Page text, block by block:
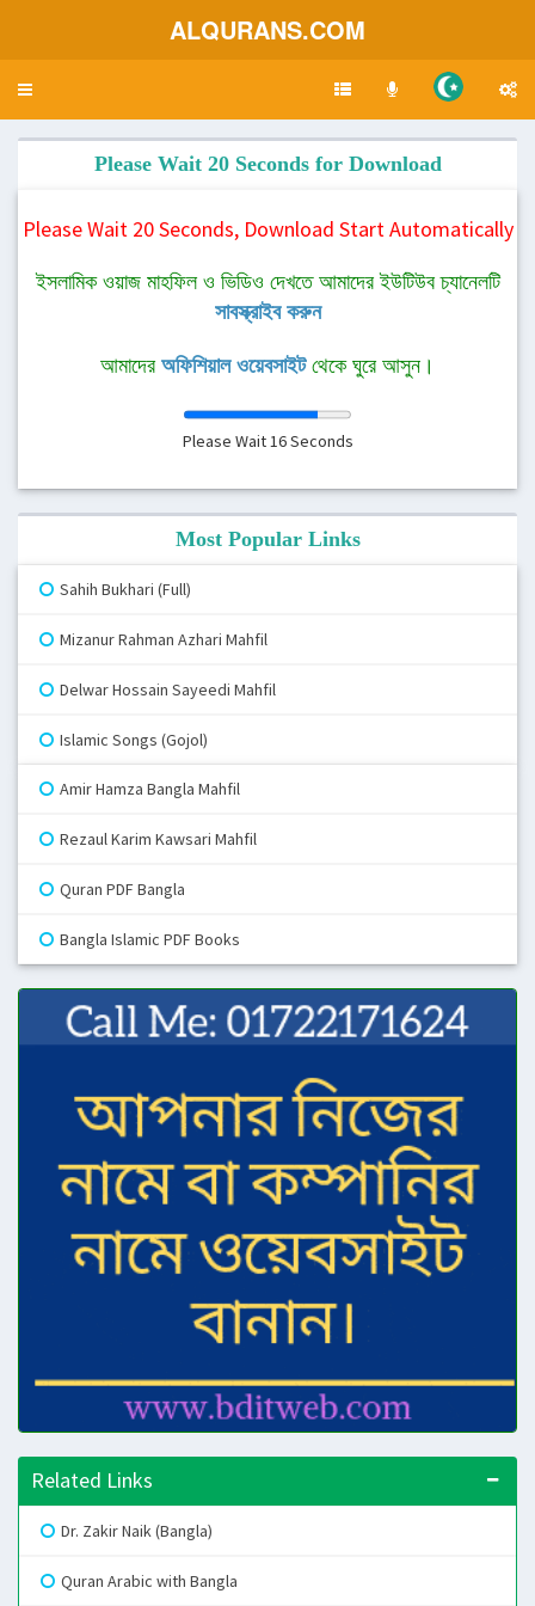
ALQURANS.COM
Toggle
Please Wait 20 Seconds for Download
Please Wait 20 Seconds, Download Start Automatically
ইসলামিক ওয়াজ মাহফিল ও ভিডিও দেখতে আমাদের ইউটিউব চ্যানেলটি
সাবস্ক্রাইব করুন
আমাদের অফিশিয়াল ওয়েবসাইটথেকে ঘুরে আসুন।
Please Wait16Seconds
Most Popular Links
Sahih Bukhari (Full)
Mizanur Rahman Azhari Mahfil
Delwar Hossain Sayeedi Mahfil
Islamic Songs (Gojol)
Amir Hamza Bangla Mahfil
Rezaul Karim Kawsari Mahfil
Quran PDF Bangla
Bangla Islamic PDF Books
Related Links
Dr. Zakir Naik (Bangla)
Quran Arabic with Bangla